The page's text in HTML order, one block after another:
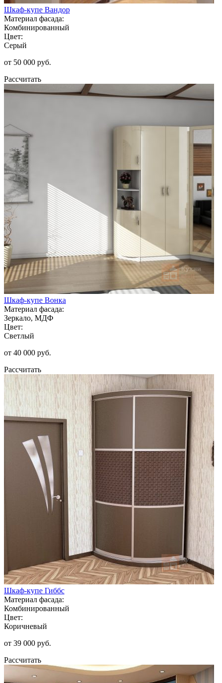
Шкаф-купе Вандор
Материал фасада:
Комбинированный
Цвет:
Серый
от 50 000 руб.
Рассчитать
Шкаф-купе Вонка
Материал фасада:
Зеркало, МДФ
Цвет:
Светлый
от 40 000 руб.
Рассчитать
Шкаф-купе Гиббс
Материал фасада:
Комбинированный
Цвет:
Коричневый
от 39 000 руб.
Рассчитать